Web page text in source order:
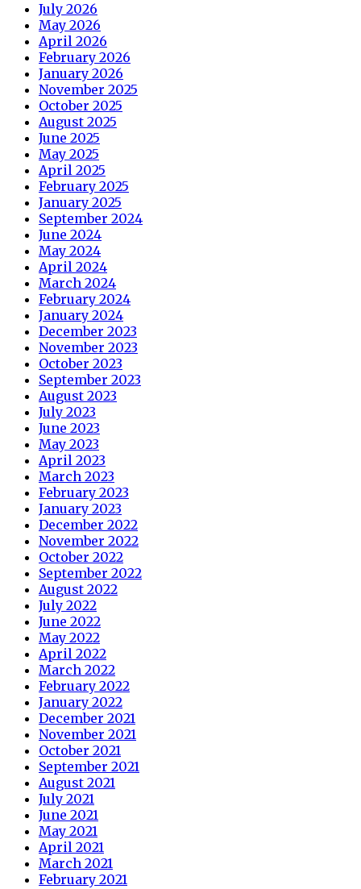
July 2026
May 2026
April 2026
February 2026
January 2026
November 2025
October 2025
August 2025
June 2025
May 2025
April 2025
February 2025
January 2025
September 2024
June 2024
May 2024
April 2024
March 2024
February 2024
January 2024
December 2023
November 2023
October 2023
September 2023
August 2023
July 2023
June 2023
May 2023
April 2023
March 2023
February 2023
January 2023
December 2022
November 2022
October 2022
September 2022
August 2022
July 2022
June 2022
May 2022
April 2022
March 2022
February 2022
January 2022
December 2021
November 2021
October 2021
September 2021
August 2021
July 2021
June 2021
May 2021
April 2021
March 2021
February 2021